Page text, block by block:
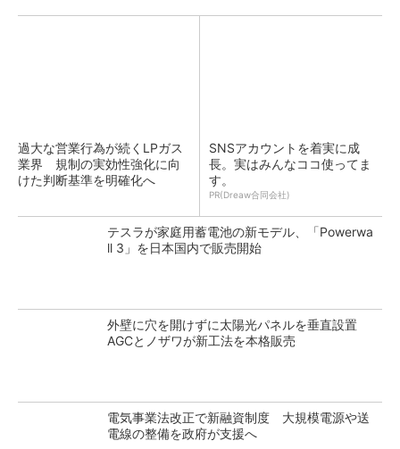
過大な営業行為が続くLPガス
業界 規制の実効性強化に向
けた判断基準を明確化へ
SNSアカウントを着実に成
長。実はみんなココ使ってま
す。
PR(Dreaw合同会社)
テスラが家庭用蓄電池の新モデル、「Powerwa
ll 3」を日本国内で販売開始
外壁に穴を開けずに太陽光パネルを垂直設置
AGCとノザワが新工法を本格販売
電気事業法改正で新融資制度 大規模電源や送
電線の整備を政府が支援へ